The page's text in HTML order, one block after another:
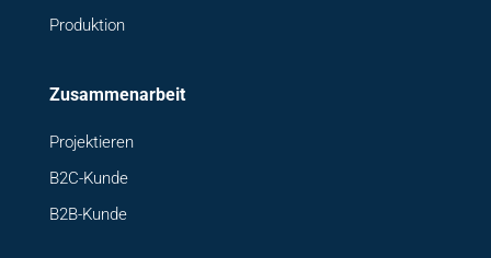
Produktion
Zusammenarbeit
Projektieren
B2C-Kunde
B2B-Kunde